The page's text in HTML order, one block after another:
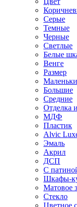
Серые
Темные
Черные
Светлые
Белые
Венге
Размер
Большие
Средние
Отделка
МДФ
Пластик
Alvic
Эмаль
Акрил
ДСП
С
Шкафы-
Матовое
Стекло
Цветное